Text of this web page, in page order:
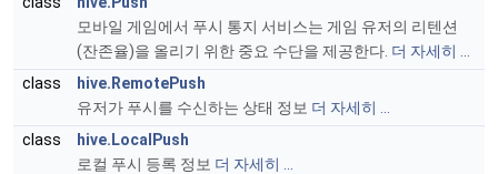
모바일 게임에서 푸시 통지 서비스는 게임 유저의 리텐션
(잔존율)을 올리기 위한 중요 수단을 제공한다. 더 자세히 ...
class
hive.RemotePush
유저가 푸시를 수신하는 상태 정보 더 자세히 ...
class
hive.LocalPush
로컬 푸시 등록 정보 더 자세히 ...